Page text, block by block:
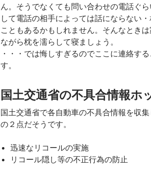
ん。そうでなくても問い合わせの電話ぐ
して電話の相手によっては話にならない
こともあるかもしれません。そんなとき
ながら枕を濡らして寝ましょう。
・・・では悔しすぎるのでここに連絡す
す。
国土交通省の不具合情報ホ
国土交通省で各自動車の不具合情報を収
の２点だそうです。
迅速なリコールの実施
リコール隠し等の不正行為の防止